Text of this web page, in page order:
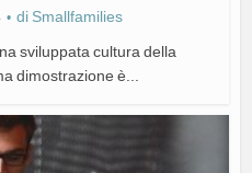
di Smallfamilies
sviluppata cultura della
dimostrazione è...